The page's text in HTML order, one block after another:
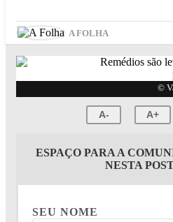
A FOLHA
©
A- A+
ESPAÇO PARA A
NESTA
SEU NOME